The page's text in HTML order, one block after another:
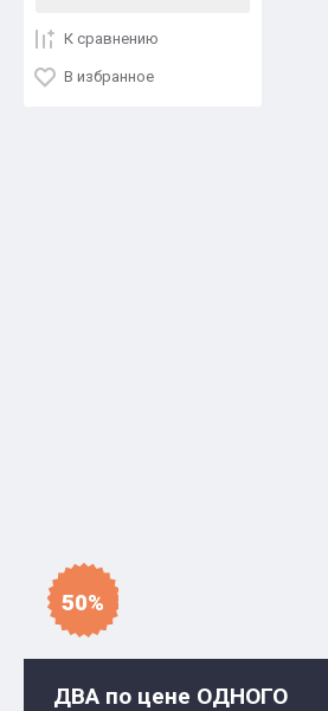
50%
ДВА по цене ОДНОГО
К сравнению
В избранное